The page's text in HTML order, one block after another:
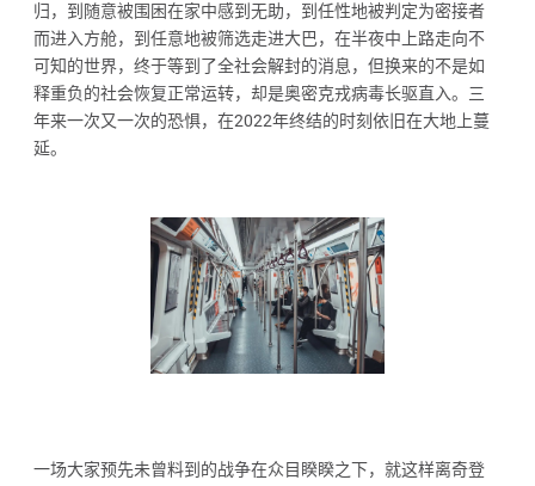
归，到随意被围困在家中感到无助，到任性地被判定为密接者
而进入方舱，到任意地被筛选走进大巴，在半夜中上路走向不
可知的世界，终于等到了全社会解封的消息，但换来的不是如
释重负的社会恢复正常运转，却是奥密克戎病毒长驱直入。三
年来一次又一次的恐惧，在2022年终结的时刻依旧在大地上蔓
延。
一场大家预先未曾料到的战争在众目睽睽之下，就这样离奇登